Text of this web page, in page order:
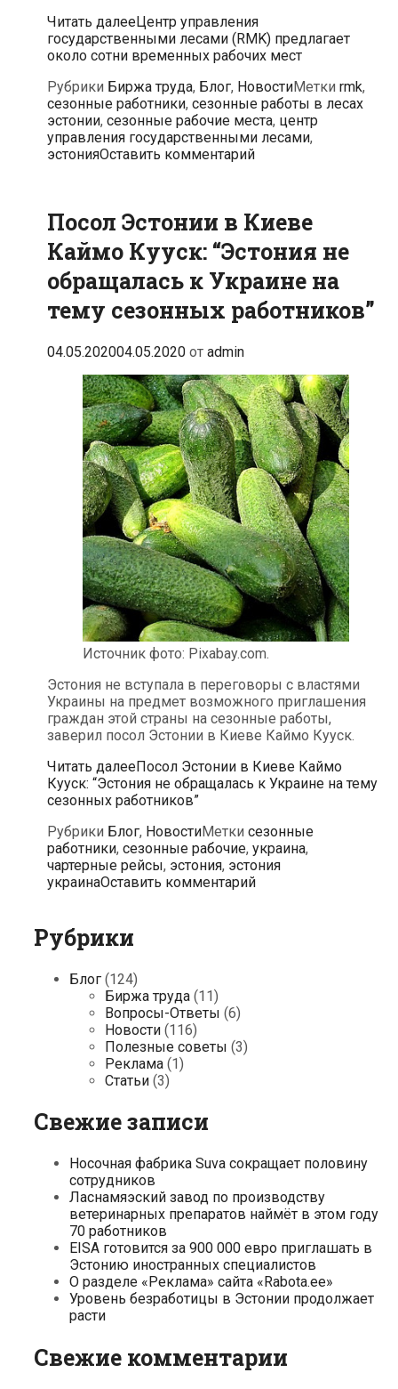
Читать далееЦентр управления
государственными лесами (RMK) предлагает
около сотни временных рабочих мест
Рубрики Биржа труда, Блог, НовостиМетки rmk,
сезонные работники, сезонные работы в лесах
эстонии, сезонные рабочие места, центр
управления государственными лесами,
эстонияОставить комментарий
Посол Эстонии в Киеве
Каймо Кууск: “Эстония не
обращалась к Украине на
тему сезонных работников”
04.05.202004.05.2020 от admin
Источник фото: Pixabay.com.
Эстония не вступала в переговоры с властями
Украины на предмет возможного приглашения
граждан этой страны на сезонные работы,
заверил посол Эстонии в Киеве Каймо Кууск.
Читать далееПосол Эстонии в Киеве Каймо
Кууск: “Эстония не обращалась к Украине на тему
сезонных работников”
Рубрики Блог, НовостиМетки сезонные
работники, сезонные рабочие, украина,
чартерные рейсы, эстония, эстония
украинаОставить комментарий
Рубрики
Блог (124)
Биржа труда (11)
Вопросы-Ответы (6)
Новости (116)
Полезные советы (3)
Реклама (1)
Статьи (3)
Свежие записи
Носочная фабрика Suva сокращает половину
сотрудников
Ласнамяэский завод по производству
ветеринарных препаратов наймёт в этом году
70 работников
EISA готовится за 900 000 евро приглашать в
Эстонию иностранных специалистов
О разделе «Реклама» сайта «Rabota.ee»
Уровень безработицы в Эстонии продолжает
расти
Свежие комментарии